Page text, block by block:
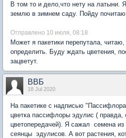
В том то и дело,что нету на латыни.
землю в зимнем саду. Пойду почитаю
Отправлено 10 июля, 08:18
Может я пакетики перепутала, читаю,
определить. Буду ждать цветения,
зацветут.
ВВБ
18 Jul 2020
На пакетике с надписью
цветка пассифлоры эдулис ( правда,
цветопередачей). Я сажал семена из
сеянцы эдулисов. А вот растения,